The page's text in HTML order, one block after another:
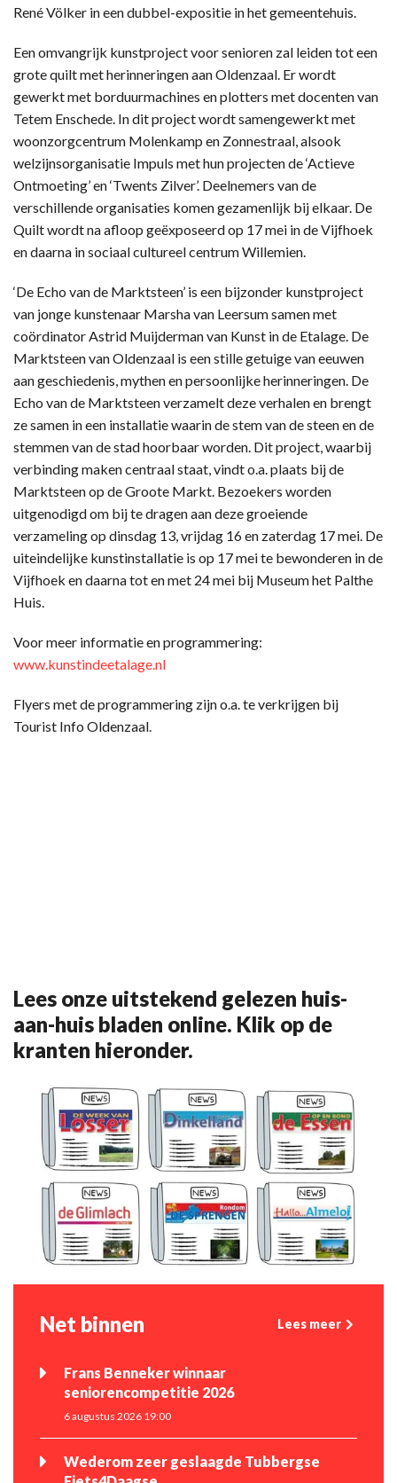
René Völker in een dubbel-expositie in het gemeentehuis.
Een omvangrijk kunstproject voor senioren zal leiden tot een
grote quilt met herinneringen aan Oldenzaal. Er wordt
gewerkt met borduurmachines en plotters met docenten van
Tetem Enschede. In dit project wordt samengewerkt met
woonzorgcentrum Molenkamp en Zonnestraal, alsook
welzijnsorganisatie Impuls met hun projecten de ‘Actieve
Ontmoeting’ en ‘Twents Zilver’. Deelnemers van de
verschillende organisaties komen gezamenlijk bij elkaar. De
Quilt wordt na afloop geëxposeerd op 17 mei in de Vijfhoek
en daarna in sociaal cultureel centrum Willemien.
‘De Echo van de Marktsteen’ is een bijzonder kunstproject
van jonge kunstenaar Marsha van Leersum samen met
coördinator Astrid Muijderman van Kunst in de Etalage. De
Marktsteen van Oldenzaal is een stille getuige van eeuwen
aan geschiedenis, mythen en persoonlijke herinneringen. De
Echo van de Marktsteen verzamelt deze verhalen en brengt
ze samen in een installatie waarin de stem van de steen en de
stemmen van de stad hoorbaar worden. Dit project, waarbij
verbinding maken centraal staat, vindt o.a. plaats bij de
Marktsteen op de Groote Markt. Bezoekers worden
uitgenodigd om bij te dragen aan deze groeiende
verzameling op dinsdag 13, vrijdag 16 en zaterdag 17 mei. De
uiteindelijke kunstinstallatie is op 17 mei te bewonderen in de
Vijfhoek en daarna tot en met 24 mei bij Museum het Palthe
Huis.
Voor meer informatie en programmering:
www.kunstindeetalage.nl
Flyers met de programmering zijn o.a. te verkrijgen bij
Tourist Info Oldenzaal.
Lees onze uitstekend gelezen huis-
aan-huis bladen online. Klik op de
kranten hieronder.
Net binnen Lees meer
Frans Benneker winnaar
seniorencompetitie 2026
6 augustus 2026 19:00
Wederom zeer geslaagde Tubbergse